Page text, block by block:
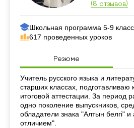
(8 отзывов)
Школьная программа 5-9
617 проведенных уроков
Резюме
Резюме
Учитель русского языка и
старших классах,
итоговой аттестации. За период
одно поколение выпускников,
обладатели знака "Алтын белгi" и
отличием".